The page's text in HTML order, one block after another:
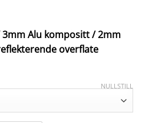
3mm Alu kompositt / 2mm
overflate
NULLSTILL